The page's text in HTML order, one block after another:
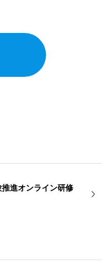
推進オンライン研修